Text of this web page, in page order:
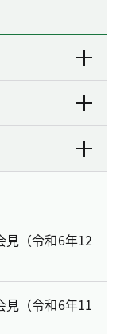
見（令和6年12
見（令和6年11